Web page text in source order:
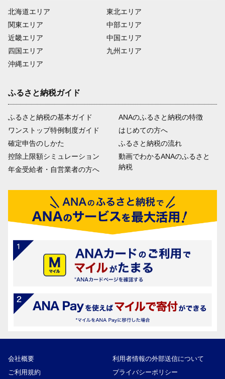
北海道エリア
関東エリア
近畿エリア
四国エリア
沖縄エリア
東北エリア
中部エリア
中国エリア
九州エリア
ふるさと納税ガイド
ふるさと納税の基本ガイド
ワンストップ特例制度ガイド
確定申告のしかた
控除上限額シミュレーション
年金受給者・自営業者の方へ
ANAのふるさと納税の特徴
はじめての方へ
ふるさと納税の流れ
動画でわかるANAのふるさと
納税
会社概要
利用者情報の外部送信について
ご利用規約
プライバシーポリシー